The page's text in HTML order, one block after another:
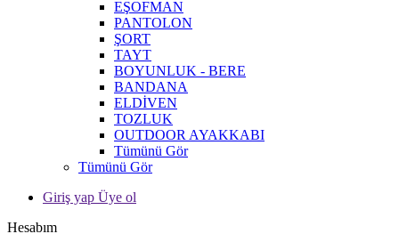
EŞOFMAN
PANTOLON
ŞORT
TAYT
BOYUNLUK - BERE
BANDANA
ELDİVEN
TOZLUK
OUTDOOR AYAKKABI
Tümünü Gör
Tümünü Gör
Giriş yap Üye ol
Hesabım